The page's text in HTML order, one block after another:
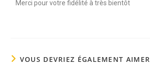
Merci pour votre fidélité à très bientôt
VOUS DEVRIEZ ÉGALEMENT AIMER